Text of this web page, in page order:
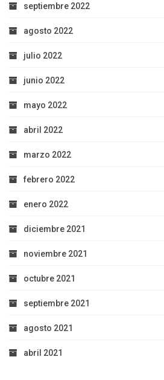
septiembre 2022
agosto 2022
julio 2022
junio 2022
mayo 2022
abril 2022
marzo 2022
febrero 2022
enero 2022
diciembre 2021
noviembre 2021
octubre 2021
septiembre 2021
agosto 2021
abril 2021